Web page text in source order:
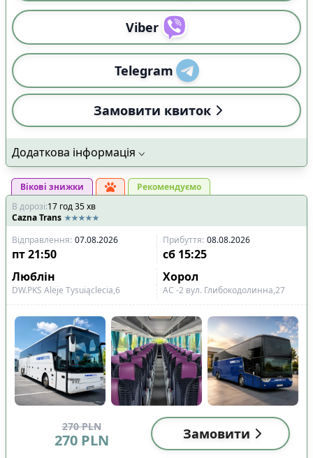
Viber
Telegram
Замовити квиток
Додаткова інформація
Вікові знижки
Рекомендуємо
В дорозі:17 год35хв
Cazna Trans
Відправлення: 07.08.2026 Прибуття: 08.08.2026
пт21:50 сб 15:25
Люблін
Хорол
DW.PKS Aleje Tysuiąclecia,6 АС -2 вул. Глибокодолинна,27
270 PLN
270 PLN Замовити